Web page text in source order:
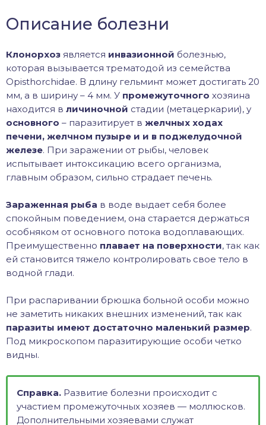
Описание болезни
Клонорхоз является инвазионной болезнью,
которая вызывается трематодой из семейства
Opisthorchidae. В длину гельминт может достигать 20
мм, а в ширину – 4 мм. У промежуточного хозяина
находится в личиночной стадии (метацеркарии), у
основного – паразитирует в желчных ходах
печени, желчном пузыре и и в поджелудочной
железе. При заражении от рыбы, человек
испытывает интоксикацию всего организма,
главным образом, сильно страдает печень.
Зараженная рыба в воде выдает себя более
спокойным поведением, она старается держаться
особняком от основного потока водоплавающих.
Преимущественно плавает на поверхности, так как
ей становится тяжело контролировать свое тело в
водной глади.
При распаривании брюшка больной особи можно
не заметить никаких внешних изменений, так как
паразиты имеют достаточно маленький размер.
Под микроскопом паразитирующие особи четко
видны.
Справка. Развитие болезни происходит с
участием промежуточных хозяев — моллюсков.
Дополнительными хозяевами служат